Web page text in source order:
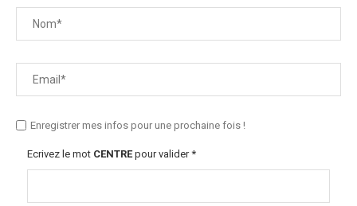
Enregistrer mes infos pour une prochaine fois !
Ecrivez le mot CENTREpour valider*